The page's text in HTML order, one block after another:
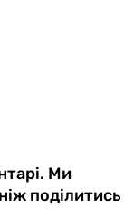
Ми
поділитись